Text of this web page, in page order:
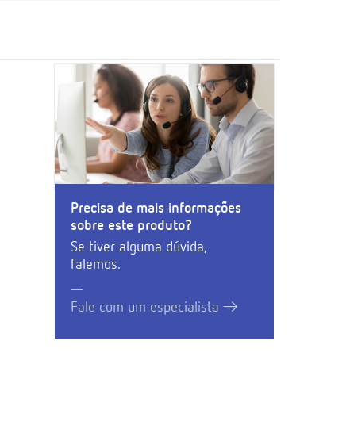
Precisa de mais informações
sobre este produto?
Se tiver alguma dúvida,
falemos.
Fale com um especialista